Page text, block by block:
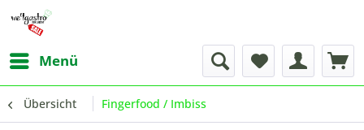
Menü
Übersicht Fingerfood / Imbiss